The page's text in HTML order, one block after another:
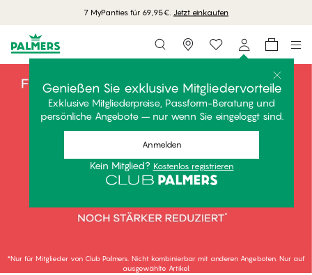
Kostenlose Lieferung ab 70 EUR einkaufen
Storefinder
Genießen Sie exklusive Mitgliedervorteile
Exklusive Mitgliederpreise, Passform-Beratung und
persönliche Angebote – nur wenn Sie eingeloggt sind.
Anmelden
Kein Mitglied? Kostenlos registrieren
Lingerie Sale - Sparen
*Nur für Mitglieder von Club Palmers. Nicht kombinierbar mit anderen Angeboten. Nur auf
ausgewählte Artikel.